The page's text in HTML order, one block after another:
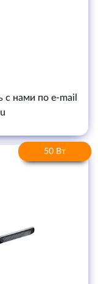
с нами по e-mail
50 Вт